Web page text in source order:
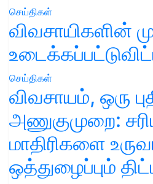
செய்திகள்
விவசாயிகளின்
செய்திகள்
விவசாயம், ஒரு
அணுகுமுறை:
மாதிரிகளை
ஒத்துழைப்பும்